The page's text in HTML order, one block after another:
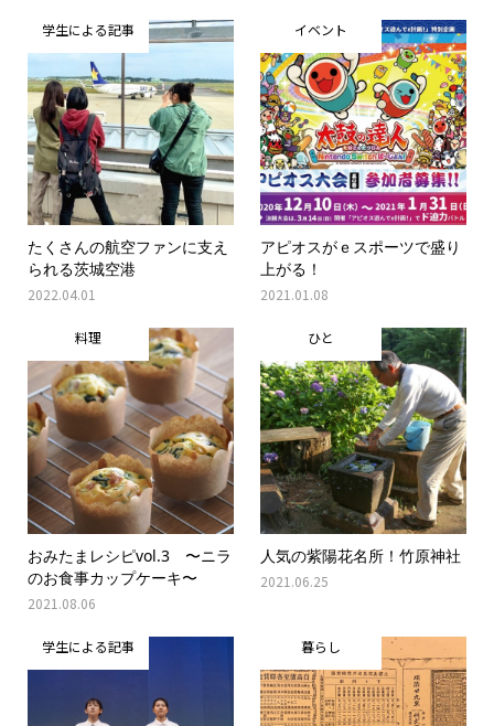
学生による記事
たくさんの航空ファンに支え
られる茨城空港
2022.04.01
イベント
アピオスがｅスポーツで盛り
上がる！
2021.01.08
料理
おみたまレシピvol.3 〜ニラ
のお食事カップケーキ〜
2021.08.06
ひと
人気の紫陽花名所！竹原神社
2021.06.25
学生による記事 暮らし